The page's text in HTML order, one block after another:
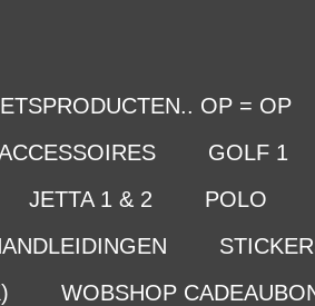
OP = OP
GOLF 1
JETTA 1 & 2 POLO
WOBSHOP